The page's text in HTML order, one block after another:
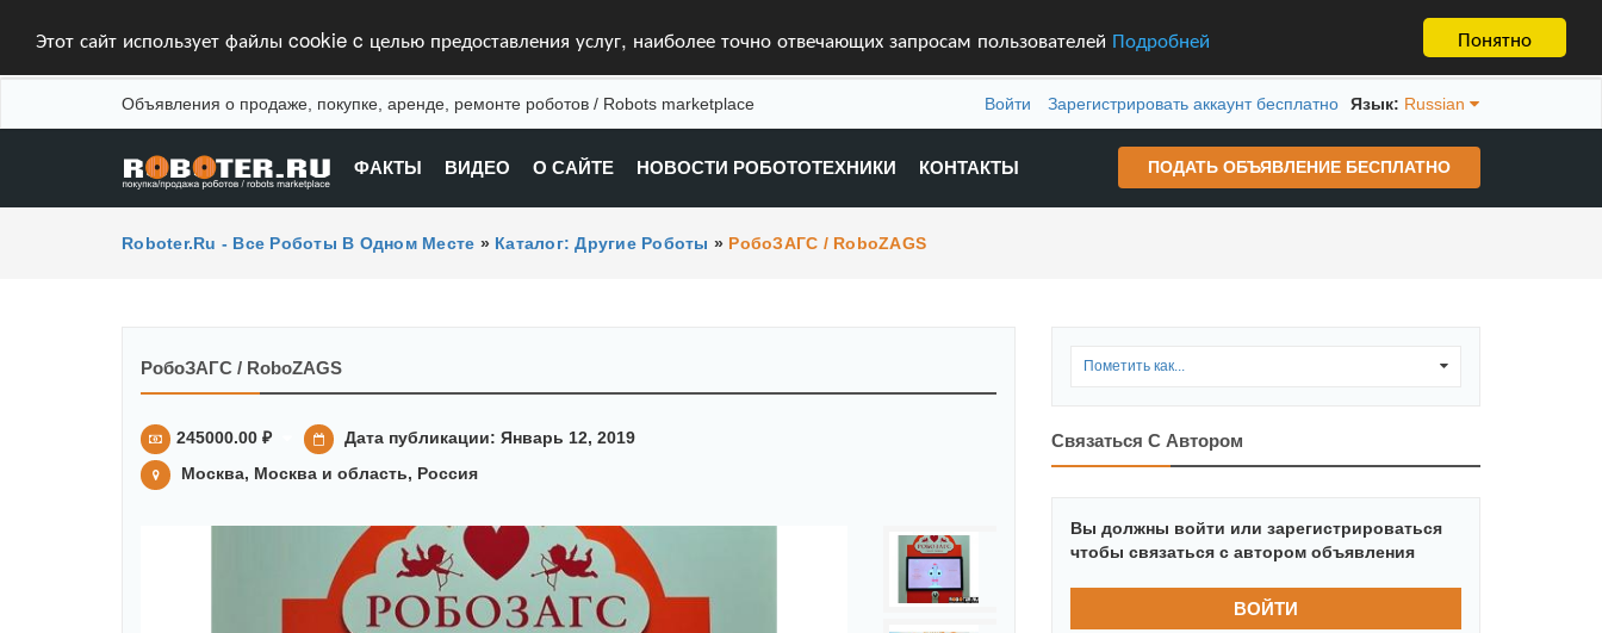
Понятно
Этот сайт использует файлы cookie c целью предоставления услуг, наиболее точно отвечающих запросам пользователей Подробней
Язык: Russian
Объявления о продаже, покупке, аренде, ремонте роботов / Robots marketplace Войти Зарегистрировать аккаунт бесплатно
ФАКТЫ ВИДЕО О САЙТЕ НОВОСТИ РОБОТОТЕХНИКИ КОНТАКТЫ ПОДАТЬ ОБЪЯВЛЕНИЕ БЕСПЛАТНО
Roboter.ru - Все Роботы В Одном Месте » Каталог: Другие Роботы » РобоЗАГС / RoboZAGS
РобоЗАГС / RoboZAGS
245000.00 ₽
Дата публикации: Январь 12, 2019
Москва, Москва и область, Россия
Пометить как...
Связаться С Автором
Вы должны войти или зарегистрироваться
чтобы связаться с автором объявления
ВОЙТИ